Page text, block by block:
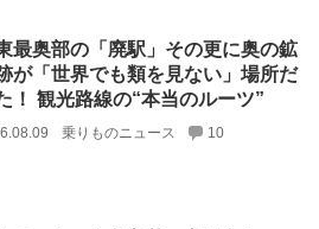
最奥部の「廃駅」その更に奥の鉱
が「世界でも類を見ない」場所だ
！ 観光路線の“本当のルーツ”
乗りものニュース 10